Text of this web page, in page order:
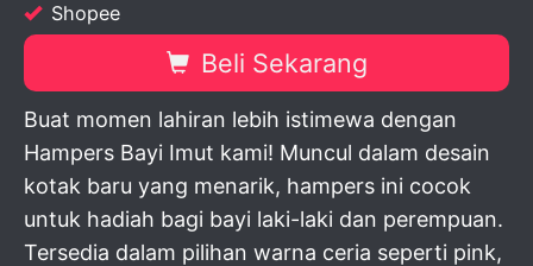
Shopee
Beli Sekarang
Buat momen lahiran lebih istimewa dengan
Hampers Bayi Imut kami! Muncul dalam desain
kotak baru yang menarik, hampers ini cocok
untuk hadiah bagi bayi laki-laki dan perempuan.
Tersedia dalam pilihan warna ceria seperti pink,